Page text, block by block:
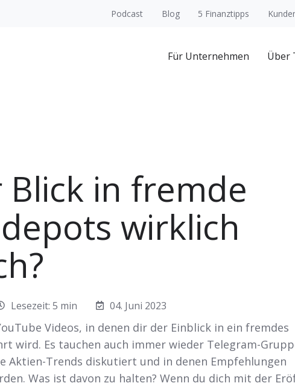
Podcast Blog 5 Finanztipps
Für Unternehmen Über
Blick in fremde
wirklich
Lesezeit: 5 min 04. Juni 2023
Videos, in denen dir der Einblick in ein fremdes
wird. Es tauchen auch immer wieder Telegram-
Aktien-Trends diskutiert und in denen Empfehlungen
Was ist davon zu halten? Wenn du dich mit der